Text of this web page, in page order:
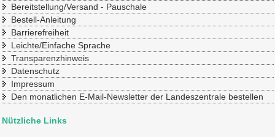
Bereitstellung/Versand - Pauschale
Bestell-Anleitung
Barrierefreiheit
Leichte/Einfache Sprache
Transparenzhinweis
Datenschutz
Impressum
Den monatlichen E-Mail-Newsletter der Landeszentrale bestellen
Nützliche Links